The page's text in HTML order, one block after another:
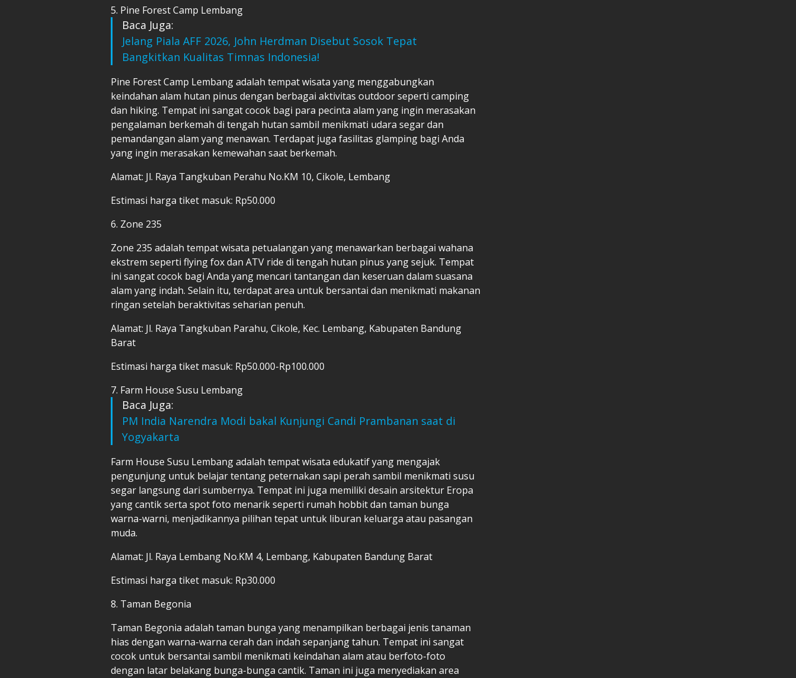
5. Pine Forest Camp Lembang
Baca Juga:
Jelang Piala AFF 2026, John Herdman Disebut Sosok Tepat
Bangkitkan Kualitas Timnas Indonesia!
Pine Forest Camp Lembang adalah tempat wisata yang menggabungkan
keindahan alam hutan pinus dengan berbagai aktivitas outdoor seperti camping
dan hiking. Tempat ini sangat cocok bagi para pecinta alam yang ingin merasakan
pengalaman berkemah di tengah hutan sambil menikmati udara segar dan
pemandangan alam yang menawan. Terdapat juga fasilitas glamping bagi Anda
yang ingin merasakan kemewahan saat berkemah.
Alamat: Jl. Raya Tangkuban Perahu No.KM 10, Cikole, Lembang
Estimasi harga tiket masuk: Rp50.000
6. Zone 235
Zone 235 adalah tempat wisata petualangan yang menawarkan berbagai wahana
ekstrem seperti flying fox dan ATV ride di tengah hutan pinus yang sejuk. Tempat
ini sangat cocok bagi Anda yang mencari tantangan dan keseruan dalam suasana
alam yang indah. Selain itu, terdapat area untuk bersantai dan menikmati makanan
ringan setelah beraktivitas seharian penuh.
Alamat: Jl. Raya Tangkuban Parahu, Cikole, Kec. Lembang, Kabupaten Bandung
Barat
Estimasi harga tiket masuk: Rp50.000-Rp100.000
7. Farm House Susu Lembang
Baca Juga:
PM India Narendra Modi bakal Kunjungi Candi Prambanan saat di
Yogyakarta
Farm House Susu Lembang adalah tempat wisata edukatif yang mengajak
pengunjung untuk belajar tentang peternakan sapi perah sambil menikmati susu
segar langsung dari sumbernya. Tempat ini juga memiliki desain arsitektur Eropa
yang cantik serta spot foto menarik seperti rumah hobbit dan taman bunga
warna-warni, menjadikannya pilihan tepat untuk liburan keluarga atau pasangan
muda.
Alamat: Jl. Raya Lembang No.KM 4, Lembang, Kabupaten Bandung Barat
Estimasi harga tiket masuk: Rp30.000
8. Taman Begonia
Taman Begonia adalah taman bunga yang menampilkan berbagai jenis tanaman
hias dengan warna-warna cerah dan indah sepanjang tahun. Tempat ini sangat
cocok untuk bersantai sambil menikmati keindahan alam atau berfoto-foto
dengan latar belakang bunga-bunga cantik. Taman ini juga menyediakan area